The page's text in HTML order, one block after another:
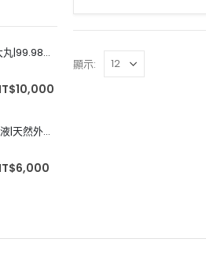
顯示:
goodman增大丸|99.98%有效率|增大後不反彈|效果超好|60粒
10,000
2h2d|丸榮持久液|天然外用延時|效果強烈|無色無味|10ml
6,000